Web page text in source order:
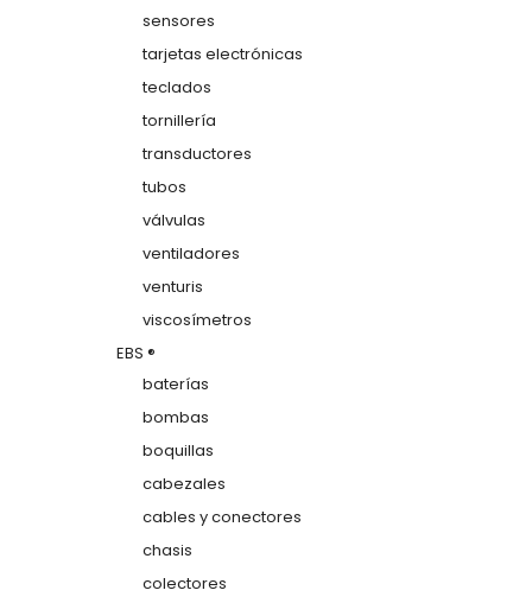
sensores
tarjetas electrónicas
teclados
tornillería
transductores
tubos
válvulas
ventiladores
venturis
viscosímetros
EBS ®
baterías
bombas
boquillas
cabezales
cables y conectores
chasis
colectores